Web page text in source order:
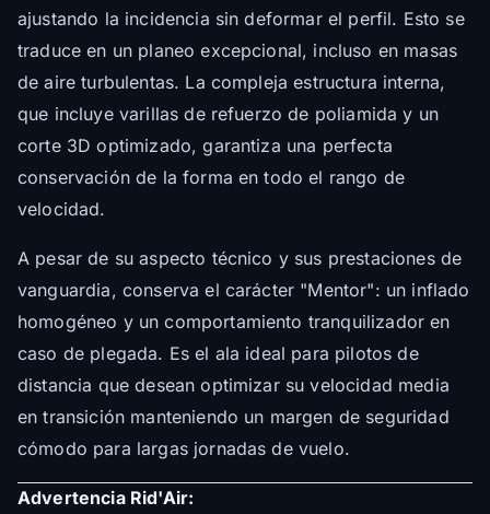
ajustando la incidencia sin deformar el perfil. Esto se
traduce en un planeo excepcional, incluso en masas
de aire turbulentas. La compleja estructura interna,
que incluye varillas de refuerzo de poliamida y un
corte 3D optimizado, garantiza una perfecta
conservación de la forma en todo el rango de
velocidad.
A pesar de su aspecto técnico y sus prestaciones de
vanguardia, conserva el carácter "Mentor": un inflado
homogéneo y un comportamiento tranquilizador en
caso de plegada. Es el ala ideal para pilotos de
distancia que desean optimizar su velocidad media
en transición manteniendo un margen de seguridad
cómodo para largas jornadas de vuelo.
Advertencia Rid'Air: